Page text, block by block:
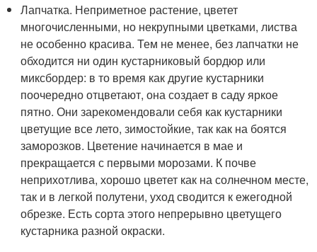
Лапчатка. Неприметное растение, цветет
многочисленными, но некрупными цветками, листва
не особенно красива. Тем не менее, без лапчатки не
обходится ни один кустарниковый бордюр или
миксбордер: в то время как другие кустарники
поочередно отцветают, она создает в саду яркое
пятно. Они зарекомендовали себя как кустарники
цветущие все лето, зимостойкие, так как на боятся
заморозков. Цветение начинается в мае и
прекращается с первыми морозами. К почве
неприхотлива, хорошо цветет как на солнечном месте,
так и в легкой полутени, уход сводится к ежегодной
обрезке. Есть сорта этого непрерывно цветущего
кустарника разной окраски.